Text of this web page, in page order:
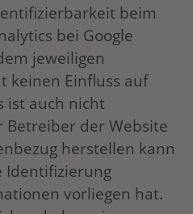
beim
bei Google
jeweiligen
keinen Einfluss auf
ist auch nicht
Betreiber der Website
herstellen kann
Identifizierung
vorliegen hat.